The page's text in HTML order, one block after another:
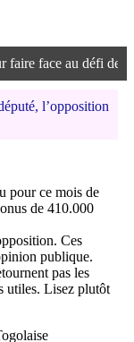
face au défi de
l’opposition
pour ce mois de
de 410.000
Ces
publique.
pas les
utiles. Lisez plutôt